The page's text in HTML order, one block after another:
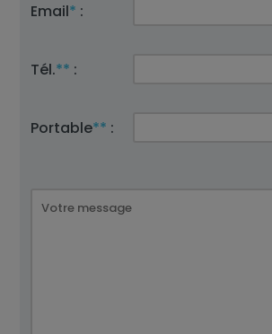
Email* :
Tél.** :
Portable** :